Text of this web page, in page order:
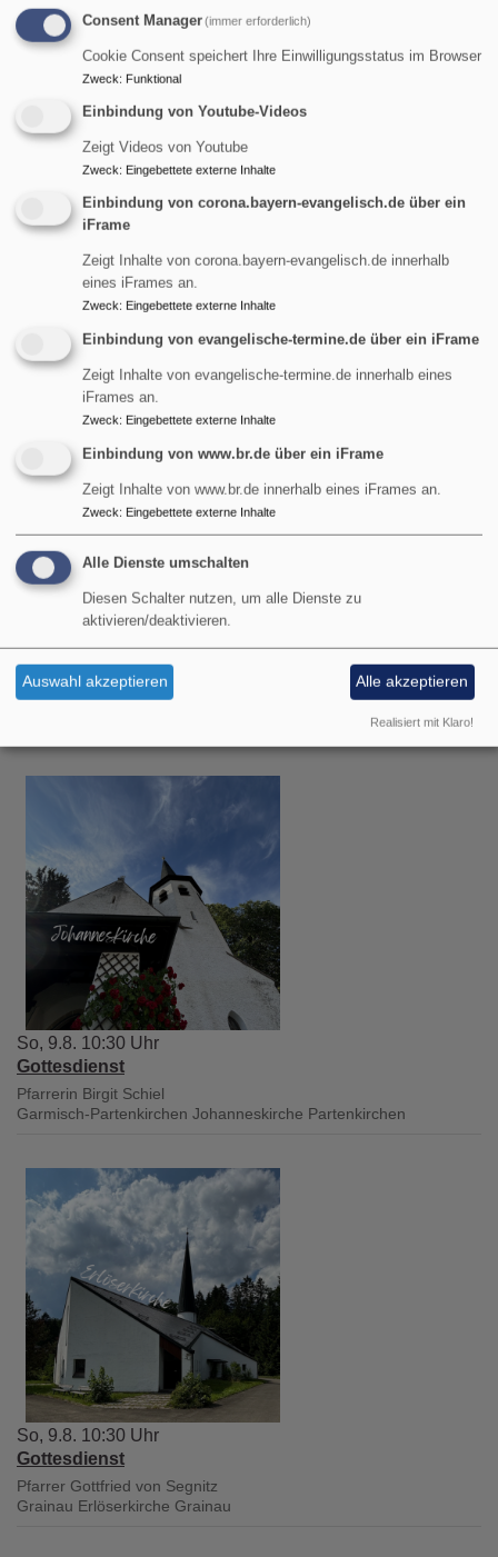
Terminvorschau:
Gottesdienst
Pfarrerin Birgit Schiel
Garmisch-Partenkirchen
So, 9.8. 9 Uhr
Gottesdienst
Pfarrer Gottfried von Segnitz
So, 9.8. 10:30 Uhr
Gottesdienst
Pfarrerin Birgit Schiel
Garmisch-Partenkirchen Johanneskirche Partenkirchen
So, 9.8. 10:30 Uhr
Gottesdienst
Pfarrer Gottfried von Segnitz
Grainau Erlöserkirche Grainau
Consent Manager(immer erforderlich)
Cookie Consent speichert Ihre Einwilligungsstatus im Browser
Zweck: Funktional
Einbindung von Youtube-Videos
Zeigt Videos von Youtube
Zweck: Eingebettete externe Inhalte
Einbindung von corona.bayern-evangelisch.de über ein
iFrame
Zeigt Inhalte von corona.bayern-evangelisch.de innerhalb
eines iFrames an.
Zweck: Eingebettete externe Inhalte
Einbindung von evangelische-termine.de über ein iFrame
Zeigt Inhalte von evangelische-termine.de innerhalb eines
iFrames an.
Zweck: Eingebettete externe Inhalte
Einbindung von www.br.de über ein iFrame
Zeigt Inhalte von www.br.de innerhalb eines iFrames an.
Zweck: Eingebettete externe Inhalte
Alle Dienste umschalten
Diesen Schalter nutzen, um alle Dienste zu
aktivieren/deaktivieren.
Auswahl akzeptieren Alle akzeptieren
Realisiert mit Klaro!